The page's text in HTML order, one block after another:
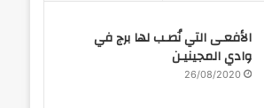
الأفعـى التي نُصـب لها برج في
وادي المجينيـن
26/08/2020